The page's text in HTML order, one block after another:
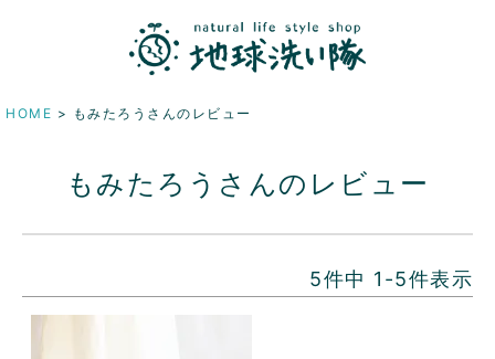
HOME もみたろうさんのレビュー
もみたろうさんのレビュー
5件中 1 -5件表示